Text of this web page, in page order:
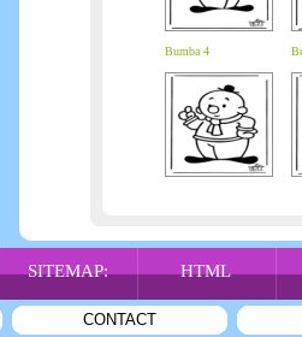
Bumba 4
SITEMAP: HTML
CONTACT